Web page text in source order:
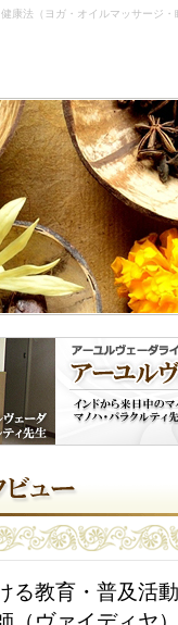
康法（ヨガ・オイルマッサージ
る教育・普及活